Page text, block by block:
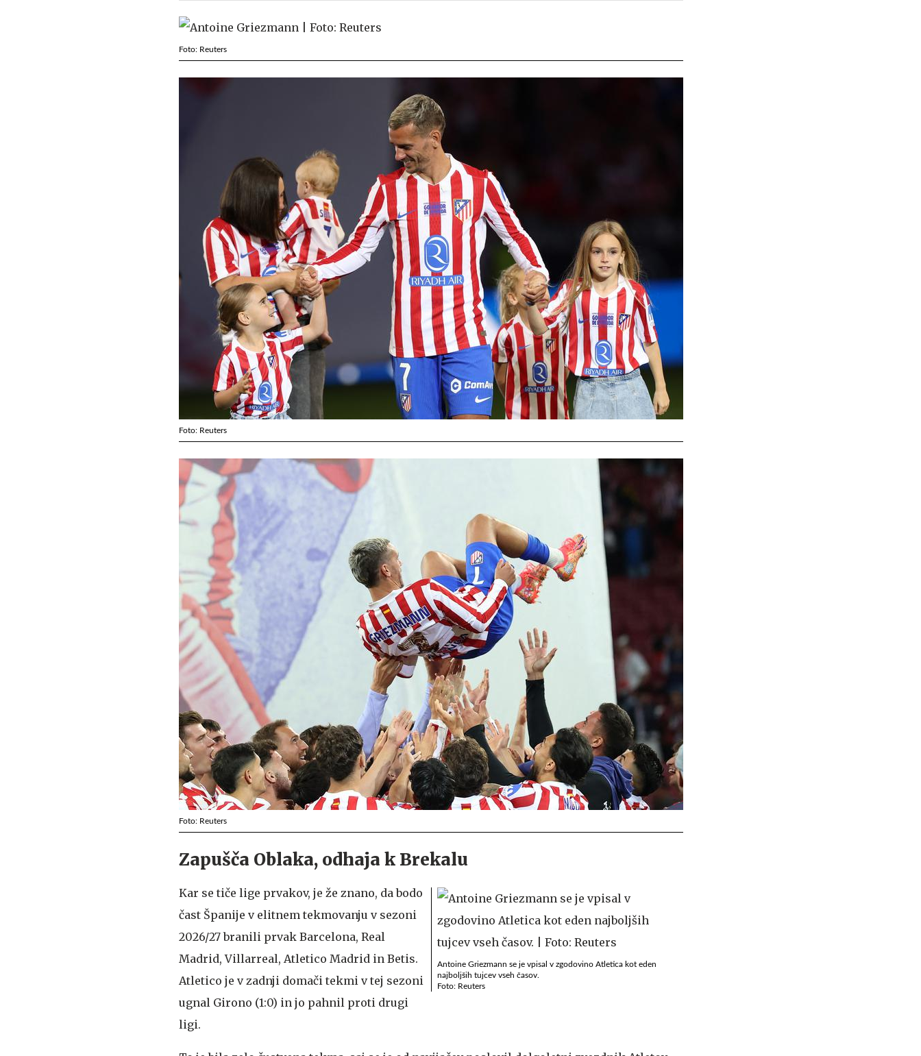
Foto: Reuters
Foto: Reuters
Foto: Reuters
Zapušča Oblaka, odhaja k Brekalu
Antoine Griezmann se je vpisal v zgodovino Atletica kot eden
najboljših tujcev vseh časov.
Foto: Reuters
Kar se tiče lige prvakov, je že znano, da bodo
čast Španije v elitnem tekmovanju v sezoni
2026/27 branili prvak Barcelona, Real
Madrid, Villarreal, Atletico Madrid in Betis.
Atletico je v zadnji domači tekmi v tej sezoni
ugnal Girono (1:0) in jo pahnil proti drugi
ligi.